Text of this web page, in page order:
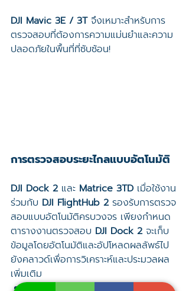
DJI Mavic 3E / 3T จึงเหมาะสำหรับการ
ตรวจสอบที่ต้องการความแม่นยำและความ
ปลอดภัยในพื้นที่ที่ซับซ้อน!
การตรวจสอบระยะไกลแบบอัตโนมัติ
DJI Dock 2 และ Matrice 3TD เมื่อใช้งาน
ร่วมกับ DJI FlightHub 2 รองรับการตรวจ
สอบแบบอัตโนมัติครบวงจร เพียงกำหนด
ตารางงานตรวจสอบ DJI Dock 2 จะเก็บ
ข้อมูลโดยอัตโนมัติและอัปโหลดผลลัพธ์ไป
ยังคลาวด์เพื่อการวิเคราะห์และประมวลผล
เพิ่มเติม
การควบคุมโดรนระยะไกลช่วยลดภาระ